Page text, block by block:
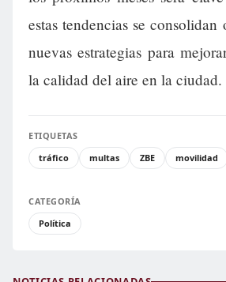
estas tendencias se consolidan
nuevas estrategias para
la calidad del aire en la ciudad.
ETIQUETAS
tráfico
multas ZBE movilidad
CATEGORÍA
Política